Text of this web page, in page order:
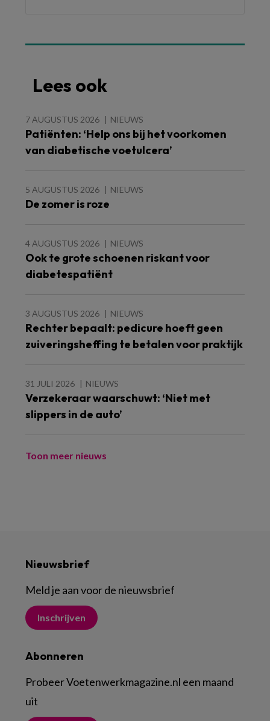
Lees ook
7 AUGUSTUS 2026 NIEUWS
Patiënten: ‘Help ons bij het voorkomen
van diabetische voetulcera’
5 AUGUSTUS 2026 NIEUWS
De zomer is roze
4 AUGUSTUS 2026 NIEUWS
Ook te grote schoenen riskant voor
diabetespatiënt
3 AUGUSTUS 2026 NIEUWS
Rechter bepaalt: pedicure hoeft geen
zuiveringsheffing te betalen voor praktijk
31 JULI 2026 NIEUWS
Verzekeraar waarschuwt: ‘Niet met
slippers in de auto’
Toon meer nieuws
Nieuwsbrief
Meld je aan voor de nieuwsbrief
Inschrijven
Abonneren
Probeer Voetenwerkmagazine.nl een maand
uit